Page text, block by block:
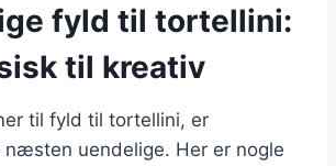
fyld til tortellini:
til kreativ
til fyld til tortellini, er
næsten uendelige. Her er nogle